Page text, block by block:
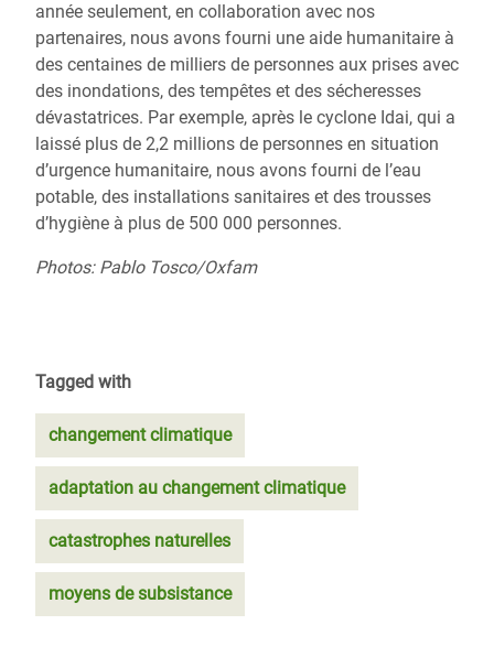
année seulement, en collaboration avec nos
partenaires, nous avons fourni une aide humanitaire à
des centaines de milliers de personnes aux prises avec
des inondations, des tempêtes et des sécheresses
dévastatrices. Par exemple, après le cyclone Idai, qui a
laissé plus de 2,2 millions de personnes en situation
d’urgence humanitaire, nous avons fourni de l’eau
potable, des installations sanitaires et des trousses
d’hygiène à plus de 500 000 personnes.
Photos: Pablo Tosco/Oxfam
Tagged with
changement climatique
adaptation au changement climatique
catastrophes naturelles
moyens de subsistance